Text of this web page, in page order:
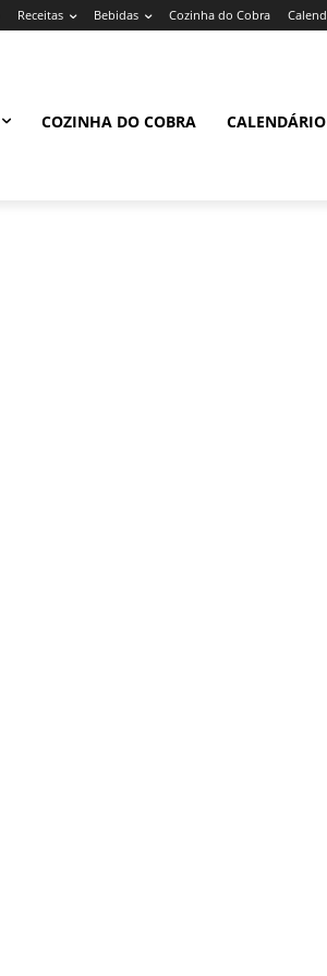
Receitas Bebidas Cozinha do Cobra
COZINHA DO COBRA